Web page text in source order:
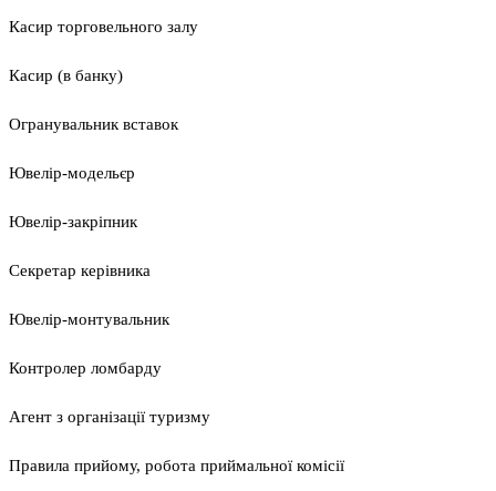
Касир торговельного залу
Касир (в банку)
Огранувальник вставок
Ювелір-модельєр
Ювелір-закріпник
Секретар керівника
Ювелір-монтувальник
Контролер ломбарду
Агент з організації туризму
Правила прийому, робота приймальної комісії